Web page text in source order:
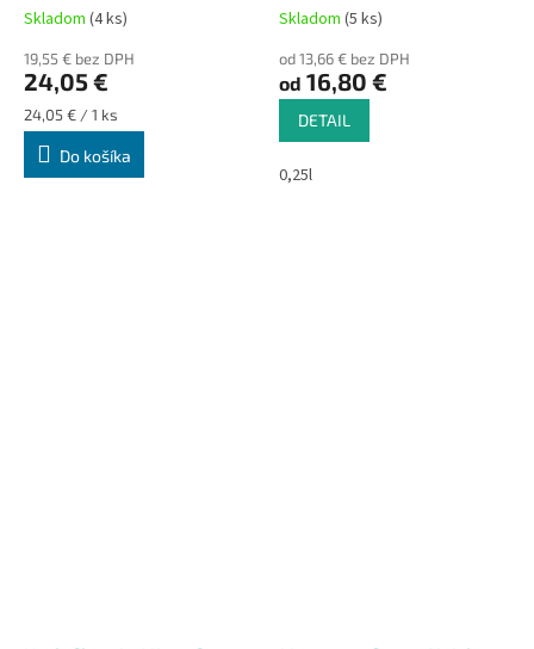
Skladom (4 ks)
19,55 € bez DPH
24,05 €
Jednotková
cena:
24,05 € / 1 ks
Do košíka
Skladom (5 ks)
od 13,66 € bez DPH
od 16,80 €
DETAIL
0,25l